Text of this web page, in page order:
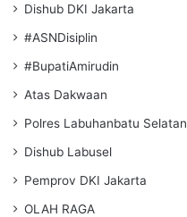
Dishub DKI Jakarta
#ASNDisiplin
#BupatiAmirudin
Atas Dakwaan
Polres Labuhanbatu Selatan
Dishub Labusel
Pemprov DKI Jakarta
OLAH RAGA